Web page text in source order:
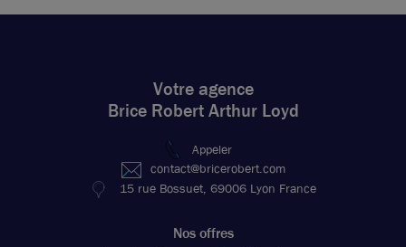
Votre agence
Brice Robert Arthur Loyd
Appeler
contact@bricerobert.com
15 rue Bossuet, 69006 Lyon France
Nos offres